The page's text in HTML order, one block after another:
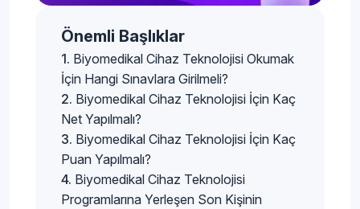
Önemli Başlıklar
Biyomedikal Cihaz Teknolojisi Okumak
İçin Hangi Sınavlara Girilmeli?
Biyomedikal Cihaz Teknolojisi İçin Kaç
Net Yapılmalı?
Biyomedikal Cihaz Teknolojisi İçin Kaç
Puan Yapılmalı?
Biyomedikal Cihaz Teknolojisi
Programlarına Yerleşen Son Kişinin